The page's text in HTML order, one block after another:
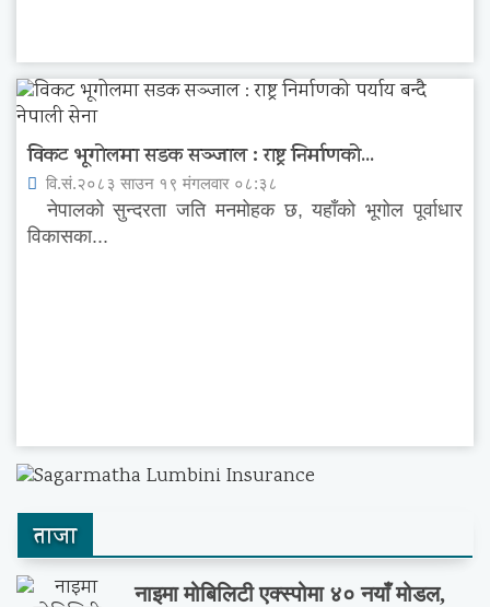
विकट भूगोलमा सडक सञ्जाल : राष्ट्र निर्माणको...
वि.सं.२०८३ साउन १९ मंगलवार ०८:३८
नेपालको सुन्दरता जति मनमोहक छ, यहाँको भूगोल पूर्वाधार
विकासका...
ताजा
नाइमा मोबिलिटी एक्स्पोमा ४० नयाँ मोडल,